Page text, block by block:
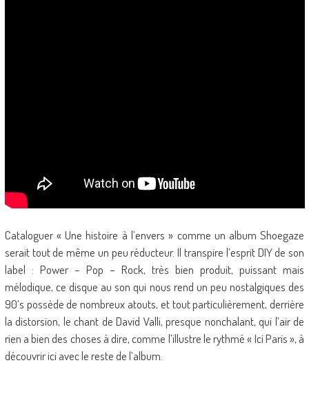
Cataloguer « Une histoire à l’envers » comme un album Shoegaze
serait tout de même un peu réducteur. Il transpire l’esprit DIY de son
label : Power – Pop – Rock, très bien produit, puissant mais
mélodique, ce disque au son qui nous rend un peu nostalgiques des
90’s possède de nombreux atouts, et tout particulièrement, derrière
la distorsion, le chant de David Valli, presque nonchalant, qui l’air de
rien a bien des choses à dire, comme l’illustre le rythmé « Ici Paris », à
découvrir ici avec le reste de l’album.